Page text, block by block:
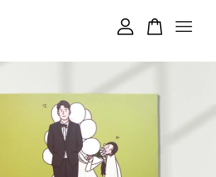
物車目前還是空的。
繼續購物